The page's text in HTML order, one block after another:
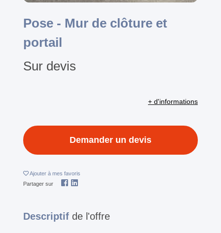
Pose - Mur de clôture et
portail
Sur devis
+ d'informations
Demander un devis
Ajouter à mes favoris
Partager sur
Descriptif de l'offre